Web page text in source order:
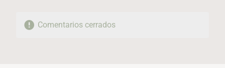
Comentarios cerrados